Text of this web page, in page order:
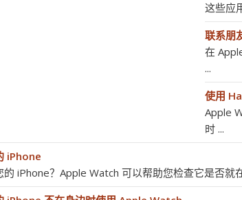
这些应
联系朋
在
...
使用
Apple
时 ...
iPhone
的 iPhone？Apple Watch 可以帮助您检查它是否就